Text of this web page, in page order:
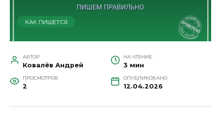
КАК ПИШЕТСЯ
АВТОР
Ковалёв Андрей
НА ЧТЕНИЕ
3 мин
ПРОСМОТРОВ
2
ОПУБЛИКОВАНО
12.04.2026